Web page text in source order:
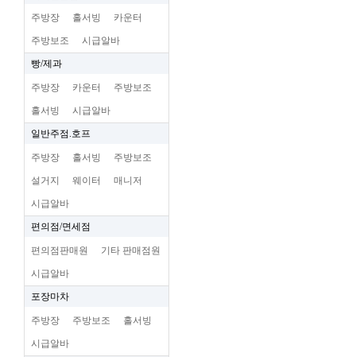
주방장 홀서빙 카운터
주방보조 시급알바
빵/제과
주방장 카운터 주방보조
홀서빙 시급알바
일반주점.호프
주방장 홀서빙 주방보조
설거지 웨이터 매니저
시급알바
편의점/면세점
편의점판매원 기타 판매점원
시급알바
포장마차
주방장 주방보조 홀서빙
시급알바